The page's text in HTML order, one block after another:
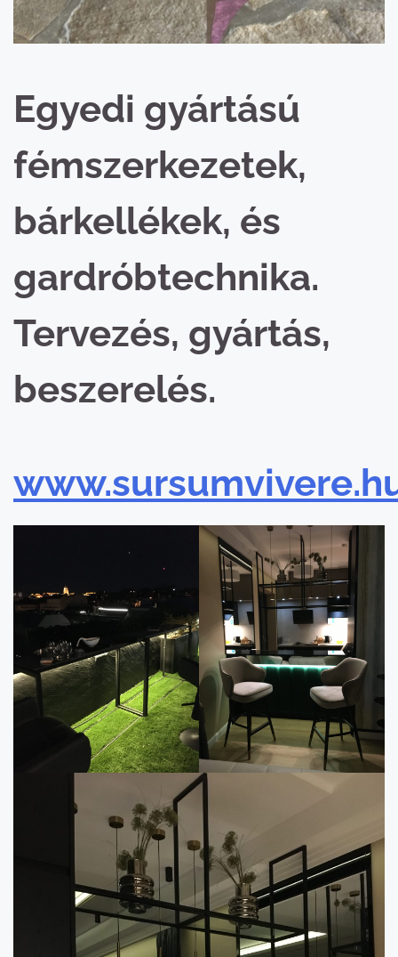
Egyedi gyártású
fémszerkezetek,
bárkellékek, és
gardróbtechnika.
Tervezés, gyártás,
beszerelés.